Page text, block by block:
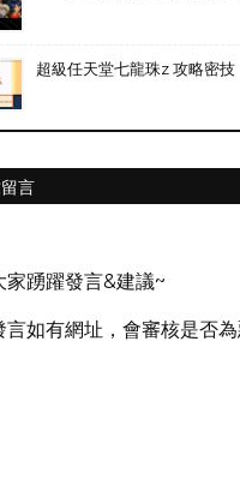
超級任天堂七龍珠z 攻略密技
言
家踴躍發言&建議~
言如有網址，會審核是否